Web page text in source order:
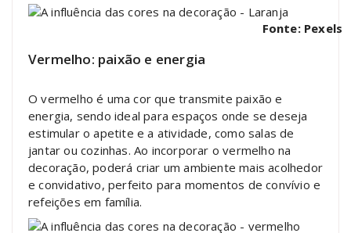
Fonte: Pexels
Vermelho: paixão e energia
O vermelho é uma cor que transmite paixão e
energia, sendo ideal para espaços onde se deseja
estimular o apetite e a atividade, como salas de
jantar ou cozinhas. Ao incorporar o vermelho na
decoração, poderá criar um ambiente mais acolhedor
e convidativo, perfeito para momentos de convívio e
refeições em família.